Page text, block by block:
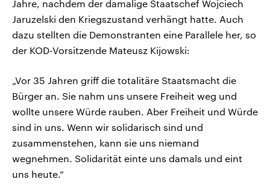
Jahre, nachdem der damalige Staatschef Wojciech
Jaruzelski den Kriegszustand verhängt hatte. Auch
dazu stellten die Demonstranten eine Parallele her, so
der KOD-Vorsitzende Mateusz Kijowski:
„Vor 35 Jahren griff die totalitäre Staatsmacht die
Bürger an. Sie nahm uns unsere Freiheit weg und
wollte unsere Würde rauben. Aber Freiheit und Würde
sind in uns. Wenn wir solidarisch sind und
zusammenstehen, kann sie uns niemand
wegnehmen. Solidarität einte uns damals und eint
uns heute.“